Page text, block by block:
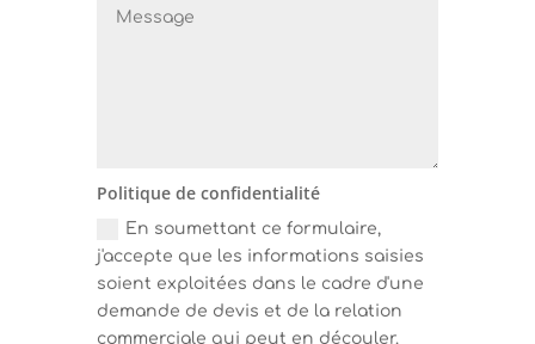
Politique de confidentialité
En soumettant ce formulaire,
j'accepte que les informations saisies
soient exploitées dans le cadre d'une
demande de devis et de la relation
commerciale qui peut en découler.